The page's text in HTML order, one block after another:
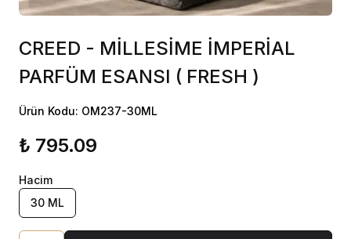
CREED - MİLLESİME İMPERİAL
PARFÜM ESANSI ( FRESH )
Ürün Kodu: OM237-30ML
₺ 795.09
Hacim
30 ML